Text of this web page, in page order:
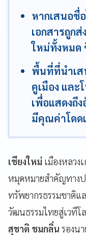
หากเสนอชื่
เอกสารถูก
ใหม่ทั้งหมด
พื้นที่ที่นำเส
คูเมือง แล
เพื่อแสดงถึ
มีคุณค่าโดด
เชียงใหม่ เมืองหลวง
หมุดหมายสำคัญทางป
ทรัพยากรธรรมชาติ
วัฒนธรรมไทยสู่เวทีโ
สุชาติ ชมกลิ่น รองน